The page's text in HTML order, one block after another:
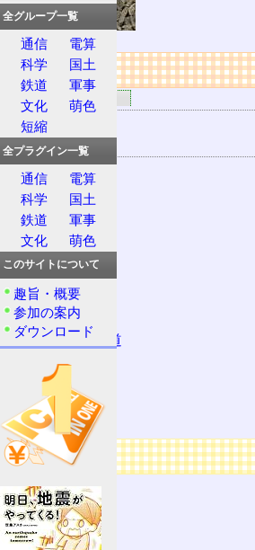
リンク
関連するリンク
ATS-ST 説明
関連する用語
ATS
ATS-S
ATS-SF
ATS-SK
ATS-SN
ATS-SS
ATS-SW
東海旅客鉄道
小田急電鉄
速度照査
ブレーキ
広告
全グループ一覧
通信
電算
科学
国土
鉄道
軍事
文化
萌色
短縮
全プラグイン一覧
通信
電算
科学
国土
鉄道
軍事
文化
萌色
このサイトについて
趣旨・概要
参加の案内
ダウンロード